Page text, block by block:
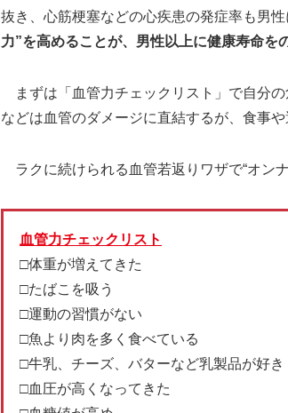
抜き、心筋梗塞などの心疾患の発症率も男
力”を高めることが、男性以上に健康寿命を
まずは「血管力チェックリスト」で自分
などは血管のダメージに直結するが、食事
ラクに続けられる血管若返りワザで“オンナ
血管力チェックリスト
□体重が増えてきた
□たばこを吸う
□運動の習慣がない
□魚より肉を多く食べている
□牛乳、チーズ、バターなど乳製品が好き
□血圧が高くなってきた